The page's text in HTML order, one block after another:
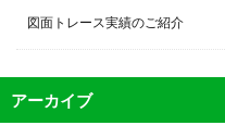
図面トレース実績のご紹介
アーカイブ